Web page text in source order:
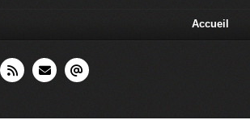
Accueil